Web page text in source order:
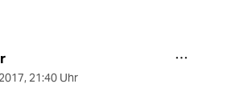
, 21:40 Uhr